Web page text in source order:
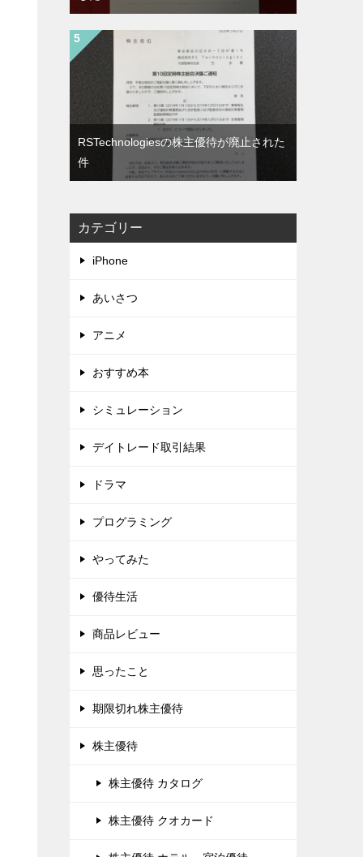
RSTechnologiesの株主優待が廃止された
件
カテゴリー
iPhone
あいさつ
アニメ
おすすめ本
シミュレーション
デイトレード取引結果
ドラマ
プログラミング
やってみた
優待生活
商品レビュー
思ったこと
期限切れ株主優待
株主優待
株主優待 カタログ
株主優待 クオカード